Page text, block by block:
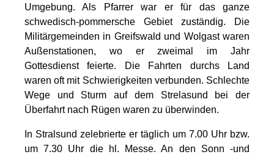
Umgebung. Als Pfarrer war er für das ganze
schwedisch-pommersche Gebiet zuständig. Die
Militärgemeinden in Greifswald und Wolgast waren
Außenstationen, wo er zweimal im Jahr
Gottesdienst feierte. Die Fahrten durchs Land
waren oft mit Schwierigkeiten verbunden. Schlechte
Wege und Sturm auf dem Strelasund bei der
Überfahrt nach Rügen waren zu überwinden.
In Stralsund zelebrierte er täglich um 7.00 Uhr bzw.
um 7.30 Uhr die hl. Messe. An den Sonn -und